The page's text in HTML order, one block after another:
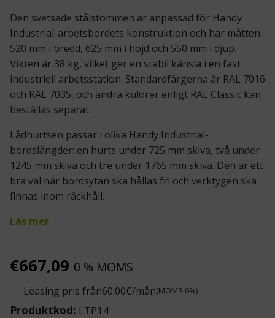
Den svetsade stålstommen är anpassad för Handy
Industrial-arbetsbordets konstruktion och har måtten
520 mm i bredd, 625 mm i höjd och 550 mm i djup.
Vikten är 38 kg, vilket ger en stabil känsla i en fast
industriell arbetsstation. Standardfärgerna är RAL 7016
och RAL 7035, och andra kulörer enligt RAL Classic kan
beställas separat.
Lådhurtsen passar i olika Handy Industrial-
bordslängder: en hurts under 725 mm skiva, två under
1245 mm skiva och tre under 1765 mm skiva. Den är ett
bra val när bordsytan ska hållas fri och verktygen ska
finnas inom räckhåll.
Läs mer
€667,09 0 % MOMS
Leasing pris från60.00€/mån(MOMS 0%)
Produktkod: LTP14